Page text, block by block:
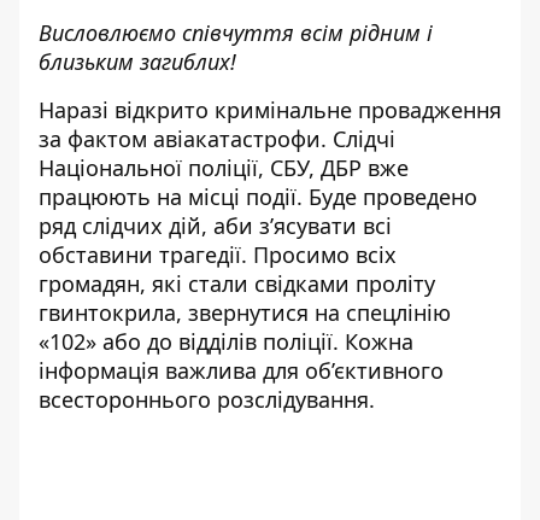
Висловлюємо співчуття всім рідним і
близьким загиблих!
Наразі відкрито кримінальне провадження
за фактом авіакатастрофи. Слідчі
Національної поліції, СБУ, ДБР вже
працюють на місці події. Буде проведено
ряд слідчих дій, аби з’ясувати всі
обставини трагедії. Просимо всіх
громадян, які стали свідками проліту
гвинтокрила, звернутися на спецлінію
«102» або до відділів поліції. Кожна
інформація важлива для об’єктивного
всестороннього розслідування.